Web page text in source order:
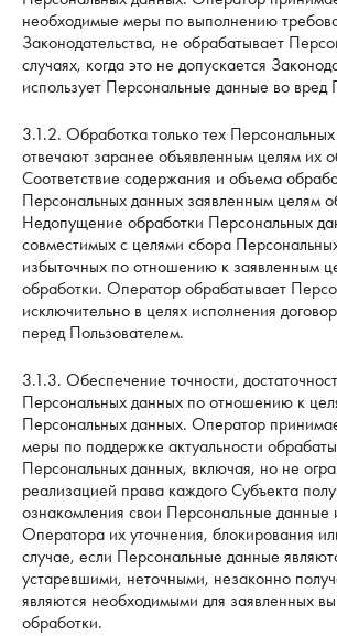
необходимые меры по выполнению
Законодательства, не обрабатывает
случаях, когда это не допускается
использует Персональные данные во вред
3.1.2. Обработка только тех
отвечают заранее объявленным целям их
Соответствие содержания и объема
Персональных данных заявленным целям
Недопущение обработки Персональных
совместимых с целями сбора
избыточных по отношению к заявленным
обработки. Оператор обрабатывает
исключительно в целях исполнения
перед Пользователем.
3.1.3. Обеспечение точности,
Персональных данных по отношению к
Персональных данных. Оператор
меры по поддержке актуальности
Персональных данных, включая, но не
реализацией права каждого Субъекта
ознакомления свои Персональные данные
Оператора их уточнения, блокирования
случае, если Персональные данные
устаревшими, неточными, незаконно
являются необходимыми для заявленных
обработки.